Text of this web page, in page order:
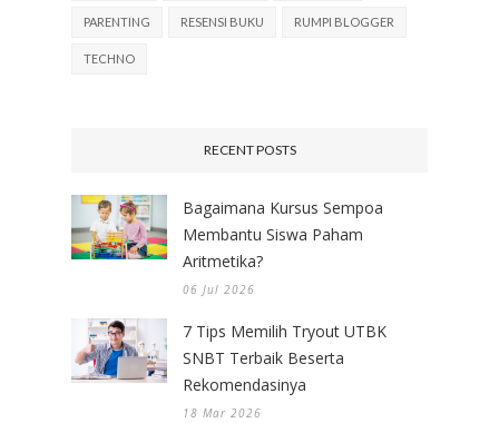
PARENTING RESENSI BUKU RUMPI BLOGGER
TECHNO
RECENT POSTS
Bagaimana Kursus Sempoa
Membantu Siswa Paham
Aritmetika?
06 Jul 2026
7 Tips Memilih Tryout UTBK
SNBT Terbaik Beserta
Rekomendasinya
18 Mar 2026